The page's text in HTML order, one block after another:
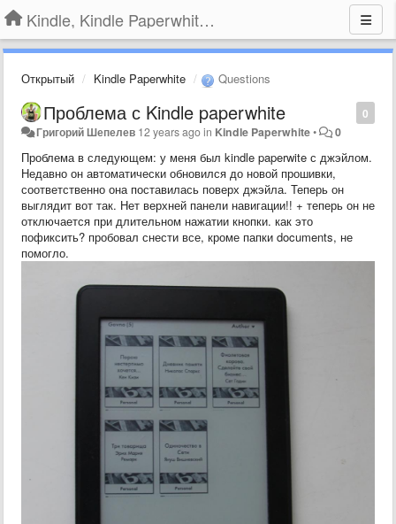
Kindle, Kindle Paperwhite, Kindle Voyage
Открытый Kindle Paperwhite Questions
0
Проблема с Kindle paperwhite
Григорий Шепелев 12 years agoin Kindle Paperwhite• 0
Проблема в следующем: у меня был kindle paperwite с джэйлом.
Недавно он автоматически обновился до новой прошивки,
соответственно она поставилась поверх джэйла. Теперь он
выглядит вот так. Нет верхней панели навигации!! + теперь он не
отключается при длительном нажатии кнопки. как это
пофиксить? пробовал снести все, кроме папки documents, не
помогло.